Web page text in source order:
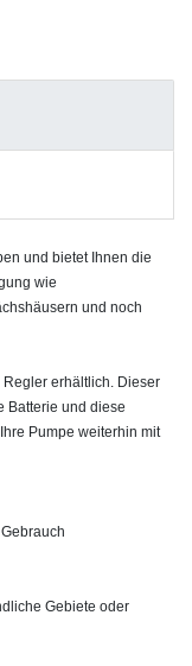
und bietet Ihnen die
wie
und noch
erhältlich. Dieser
Batterie und diese
Pumpe weiterhin mit
Gebiete oder